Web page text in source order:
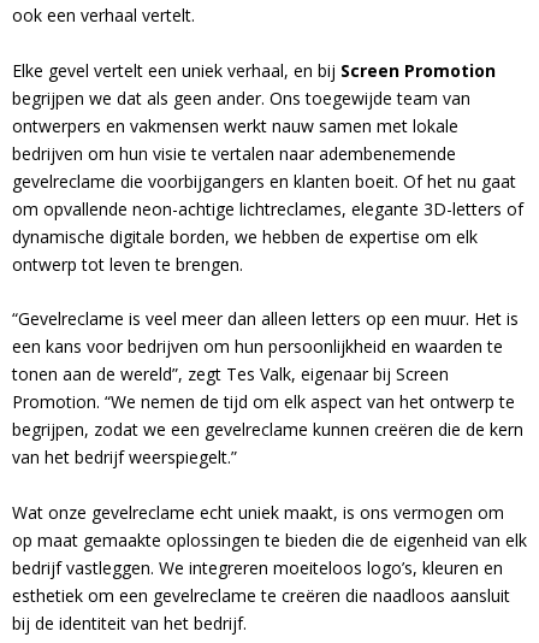
ook een verhaal vertelt.
Elke gevel vertelt een uniek verhaal, en bij Screen Promotion
begrijpen we dat als geen ander. Ons toegewijde team van
ontwerpers en vakmensen werkt nauw samen met lokale
bedrijven om hun visie te vertalen naar adembenemende
gevelreclame die voorbijgangers en klanten boeit. Of het nu gaat
om opvallende neon-achtige lichtreclames, elegante 3D-letters of
dynamische digitale borden, we hebben de expertise om elk
ontwerp tot leven te brengen.
“Gevelreclame is veel meer dan alleen letters op een muur. Het is
een kans voor bedrijven om hun persoonlijkheid en waarden te
tonen aan de wereld”, zegt Tes Valk, eigenaar bij Screen
Promotion. “We nemen de tijd om elk aspect van het ontwerp te
begrijpen, zodat we een gevelreclame kunnen creëren die de kern
van het bedrijf weerspiegelt.”
Wat onze gevelreclame echt uniek maakt, is ons vermogen om
op maat gemaakte oplossingen te bieden die de eigenheid van elk
bedrijf vastleggen. We integreren moeiteloos logo’s, kleuren en
esthetiek om een gevelreclame te creëren die naadloos aansluit
bij de identiteit van het bedrijf.